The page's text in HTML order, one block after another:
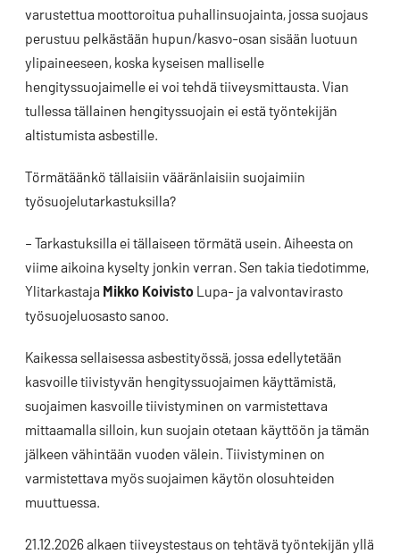
varustettua moottoroitua puhallinsuojainta, jossa suojaus
perustuu pelkästään hupun/kasvo-osan sisään luotuun
ylipaineeseen, koska kyseisen malliselle
hengityssuojaimelle ei voi tehdä tiiveysmittausta. Vian
tullessa tällainen hengityssuojain ei estä työntekijän
altistumista asbestille.
Törmätäänkö tällaisiin vääränlaisiin suojaimiin
työsuojelutarkastuksilla?
– Tarkastuksilla ei tällaiseen törmätä usein. Aiheesta on
viime aikoina kyselty jonkin verran. Sen takia tiedotimme,
Ylitarkastaja Mikko Koivisto Lupa- ja valvontavirasto
työsuojeluosasto sanoo.
Kaikessa sellaisessa asbestityössä, jossa edellytetään
kasvoille tiivistyvän hengityssuojaimen käyttämistä,
suojaimen kasvoille tiivistyminen on varmistettava
mittaamalla silloin, kun suojain otetaan käyttöön ja tämän
jälkeen vähintään vuoden välein. Tiivistyminen on
varmistettava myös suojaimen käytön olosuhteiden
muuttuessa.
21.12.2026 alkaen tiiveystestaus on tehtävä työntekijän yllä